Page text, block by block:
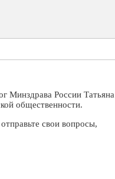
Минздрава России Татьяна
общественности.
свои вопросы,